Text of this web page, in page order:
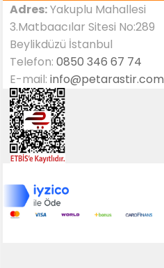
Adres:Yakuplu Mahallesi
3.Matbaacılar Sitesi No:289
Beylikdüzü İstanbul
Telefon:0850 346 67 74
E-mail:info@petarastir.com